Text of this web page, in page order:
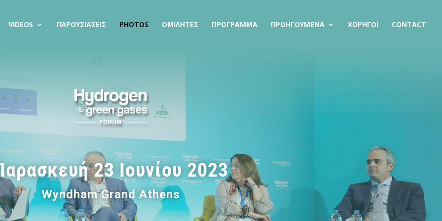
VIDEOS ΠΑΡΟΥΣΙΑΣΕΙΣ PHOTOS ΟΜΙΛΗΤΕΣ ΠΡΟΓΡΑΜΜΑ ΠΡΟΗΓΟΥΜΕΝΑ ΧΟΡΗΓΟΙ CONTACT
23 Ιουνίου 2023
Wyndham Grand Athens